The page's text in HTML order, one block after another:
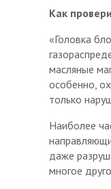
Как
«Головка
масляные
особенно,
только
Наиболее
даже
многое